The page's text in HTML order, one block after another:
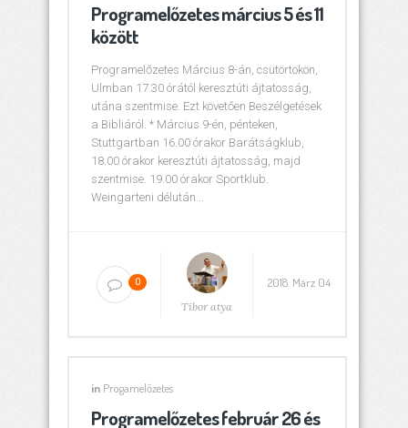
Programelőzetes március 5 és 11
között
Programelőzetes Március 8-án, csütörtökön,
Ulmban 17.30 órától keresztúti ájtatosság,
utána szentmise. Ezt követően Beszélgetések
a Bibliáról. * Március 9-én, pénteken,
Stuttgartban 16.00 órakor Barátságklub,
18.00 órakor keresztúti ájtatosság, majd
szentmise. 19.00 órakor Sportklub.
Weingarteni délután...
0
Tibor atya
2018. März 04
in Progamelőzetes
Programelőzetes február 26 és